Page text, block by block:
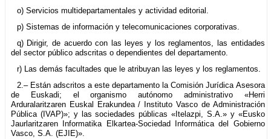
o) Servicios multidepartamentales y actividad editorial.
p) Sistemas de información y telecomunicaciones corporativas.
q) Dirigir, de acuerdo con las leyes y los reglamentos, las entidades
del sector público adscritas o dependientes del departamento.
r) Las demás facultades que le atribuyan las leyes y los reglamentos.
2.– Están adscritos a este departamento la Comisión Jurídica Asesora
de Euskadi; el organismo autónomo administrativo «Herri
Arduralaritzaren Euskal Erakundea / Instituto Vasco de Administración
Pública (IVAP)»; y las sociedades públicas «Itelazpi, S.A.» y «Eusko
Jaurlaritzaren Informatika Elkartea-Sociedad Informática del Gobierno
Vasco, S.A. (EJIE)».